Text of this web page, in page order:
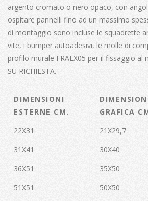
argento cromato o nero opaco, con
ospitare pannelli fino ad un massimo
di montaggio sono incluse le squadrette
vite, i bumper autoadesivi, le molle di
profilo murale FRAEX05 per il fissaggio al
SU RICHIESTA.
DIMENSIONI
ESTERNE CM.
GRAFICA
22X31 21X29,7
31X41
30X40
36X51
35X50
51X51
50X50